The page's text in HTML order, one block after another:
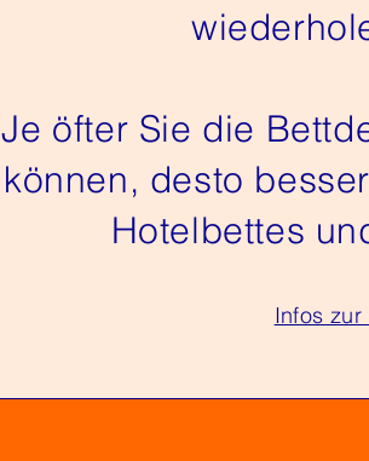
Je öfter Sie die
können, desto
Hotelbettes
Infos